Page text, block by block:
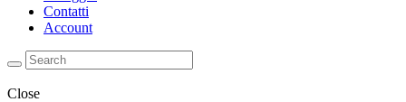
Contatti
Account
Close